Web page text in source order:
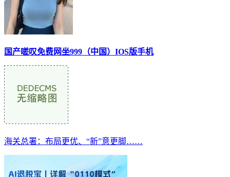
国产嗟叹免费网坐999（中国）IOS版手机
海关总署：布局更优、“新”意更脚……